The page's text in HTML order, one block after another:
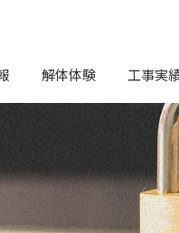
解体体験 工事実